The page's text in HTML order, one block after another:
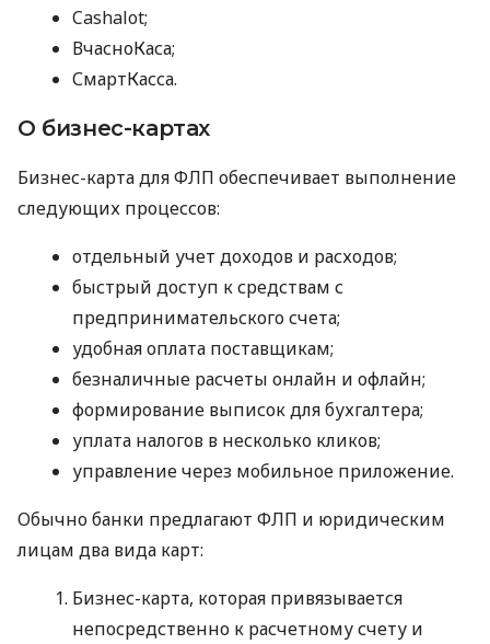
Cashalot;
ВчасноКаса;
СмартКасса.
О бизнес-картах
Бизнес-карта для ФЛП обеспечивает выполнение
следующих процессов:
отдельный учет доходов и расходов;
быстрый доступ к средствам с
предпринимательского счета;
удобная оплата поставщикам;
безналичные расчеты онлайн и офлайн;
формирование выписок для бухгалтера;
уплата налогов в несколько кликов;
управление через мобильное приложение.
Обычно банки предлагают ФЛП и юридическим
лицам два вида карт:
Бизнес-карта, которая привязывается
непосредственно к расчетному счету и